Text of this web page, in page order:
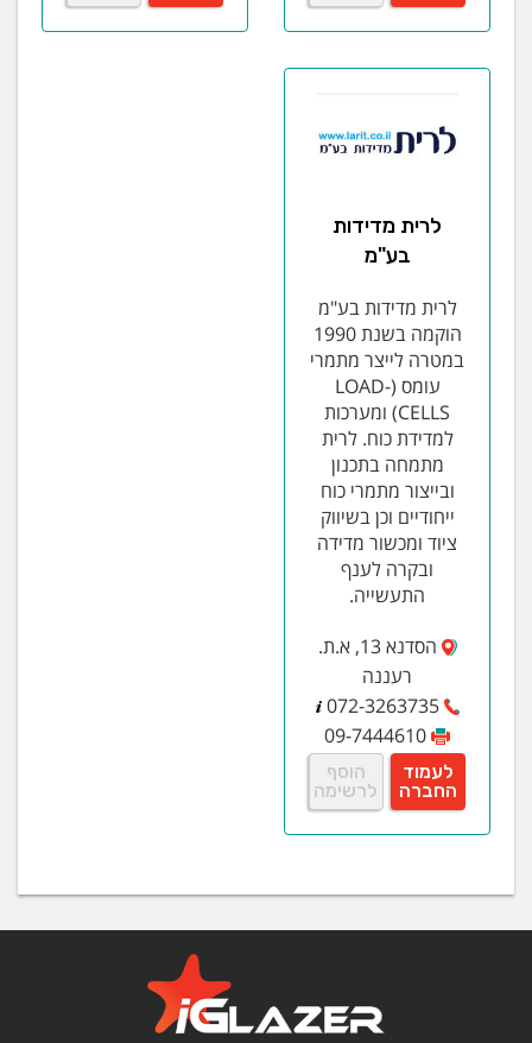
לרית מדידות
בע"מ
לרית מדידות בע"מ
הוקמה בשנת 1990
במטרה לייצר מתמרי
עומס (LOAD-
CELLS) ומערכות
למדידת כוח. לרית
מתמחה בתכנון
ובייצור מתמרי כוח
ייחודיים וכן בשיווק
ציוד ומכשור מדידה
ובקרה לענף
התעשייה.
הסדנא 13, א.ת.
רעננה
072-3263735
09-7444610
לעמוד
החברה
הוסף
לרשימה